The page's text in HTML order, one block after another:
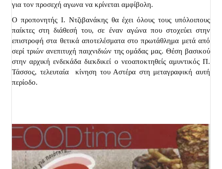
για τον προσεχή αγωνα να κρίνεται αμφίβολη.
Ο προπονητής Ι. Ντζιβανάκης θα έχει όλους τους υπόλοιπους
παίκτες στη διάθεσή του, σε έναν αγώνα που στοχεύει στην
επιστροφή στα θετικά αποτελέσματα στο πρωτάθλημα μετά από
σερί τριών ανεπιτυχή παιχνιδιών της ομάδας μας. Θέση βασικού
στην αρχική ενδεκάδα διεκδικεί ο νεοαποκτηθείς αμυντικός Π.
Τάσσος, τελευταία κίνηση του Αστέρα στη μεταγραφική αυτή
περίοδο.